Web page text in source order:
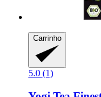
Carrinho
5.0 (1)